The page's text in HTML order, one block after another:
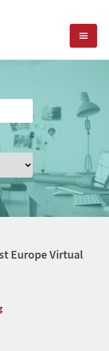
Europe Virtual